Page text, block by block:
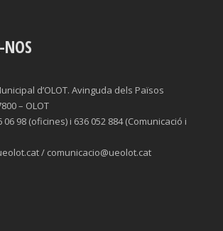
d’OLOT. Avinguda dels Països
– OLOT
06 98 (oficines) i 636 052 884 (Comunicació i
/ comunicacio@ueolot.cat